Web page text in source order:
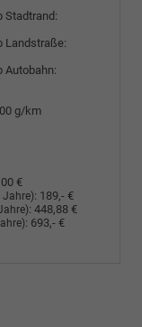
Stadtrand:
Landstraße:
Autobahn:
g/km
€
Jahre): 189,- €
: 448,88 €
: 693,- €